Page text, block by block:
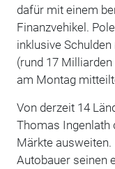
dafür mit einem
Finanzvehikel.
inklusive
(rund 17
am Montag
Von derzeit 14
Thomas Ingenlath
Märkte
Autobauer seinen